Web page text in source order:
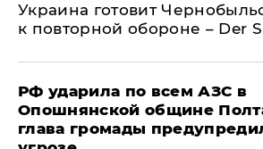
Украина готовит
к повторной обороне – Der
РФ ударила по всем АЗС в
Опошнянской общине
глава громады